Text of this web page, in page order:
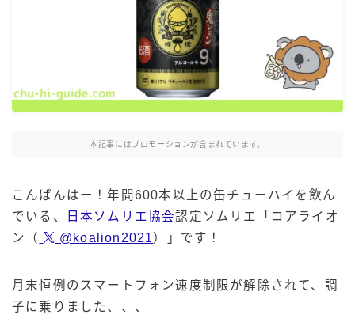
氷結 ストロング
麒麟特製サワー
麒麟 発酵サワー
サントリー
ー196℃ ストロングゼロ
ー196℃ ザ・まるごと
CRAFT－196℃
本記事にはプロモーションが含まれています。
こんばんはー！年間600本以上の缶チューハイを飲ん
でいる、
日本ソムリエ協会認定ソムリエ「コアライオ
ン（
@koalion2021）」です！
月末恒例のスマートフォン速度制限が解除されて、調
子に乗りました、、、